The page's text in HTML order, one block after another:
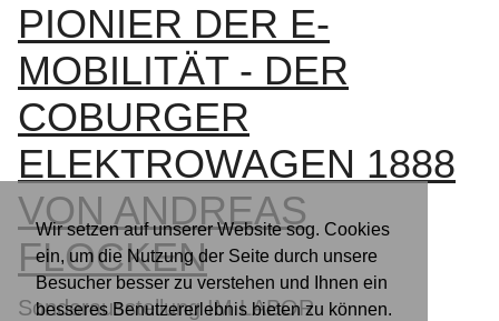
Wir setzen auf unserer Website sog. Cookies
ein, um die Nutzung der Seite durch unsere
Besucher besser zu verstehen und Ihnen ein
besseres Benutzererlebnis bieten zu können.
PIONIER DER E-
MOBILITÄT - DER
COBURGER
ELEKTROWAGEN 1888
VON ANDREAS
FLOCKEN
Sonderausstellung IM LABOR